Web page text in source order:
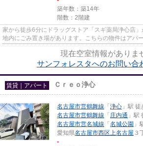
築年数：築14年
階数：2階建
家から徒歩6分にドラッグストア「スギ薬局浄心店
地内にごみ置き場があります。こちらの物件はアパ
現在空室情報がありま
サンフォレスタへのお問い合
賃貸｜アパート Ｃｒｅｏ浄心
名古屋市営鶴舞線 「 浄心 」駅
名古屋市営鶴舞線 「 庄内通 」駅
名古屋市営名城線 「 名城公園 」
愛知県名古屋市西区上名古屋 ３
-